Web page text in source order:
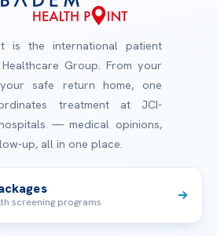
is the international patient
Group. From your
safe return home, one
treatment at JCI-
— medical opinions,
up, all in one place.
screening programs